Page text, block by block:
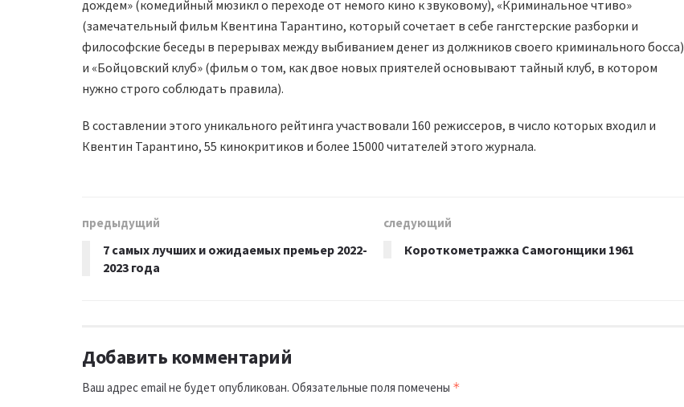
дождем» (комедийный мюзикл о переходе от немого кино к звуковому), «Криминальное чтиво»
(замечательный фильм Квентина Тарантино, который сочетает в себе гангстерские разборки и
философские беседы в перерывах между выбиванием денег из должников своего криминального босса)
и «Бойцовский клуб» (фильм о том, как двое новых приятелей основывают тайный клуб, в котором
нужно строго соблюдать правила).
В составлении этого уникального рейтинга участвовали 160 режиссеров, в число которых входил и
Квентин Тарантино, 55 кинокритиков и более 15000 читателей этого журнала.
предыдущий
7 самых лучших и ожидаемых премьер 2022-
2023 года
следующий
Короткометражка Самогонщики 1961
Добавить комментарий
Ваш адрес email не будет опубликован. Обязательные поля помечены *